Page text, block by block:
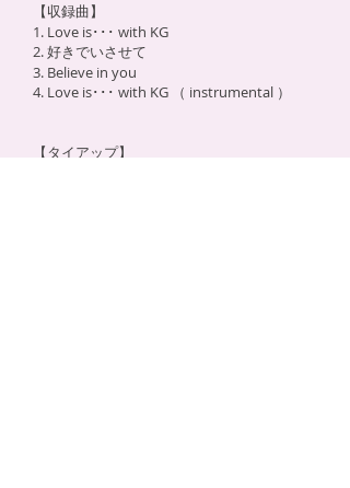
【収録曲】
1. Love is･･･ with KG
2. 好きでいさせて
3. Believe in you
4. Love is･･･ with KG （ instrumental ）
【タイアップ】